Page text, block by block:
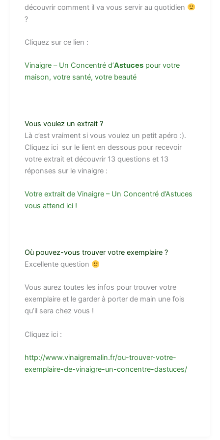
découvrir comment il va vous servir au quotidien
?
Cliquez sur ce lien :
Vinaigre – Un Concentré d’Astuces pour votre
maison, votre santé, votre beauté
Vous voulez un extrait ?
Là c’est vraiment si vous voulez un petit apéro :).
Cliquez ici sur le lient en dessous pour recevoir
votre extrait et découvrir 13 questions et 13
réponses sur le vinaigre :
Votre extrait de Vinaigre – Un Concentré d’Astuces
vous attend ici !
Où pouvez-vous trouver votre exemplaire ?
Excellente question
Vous aurez toutes les infos pour trouver votre
exemplaire et le garder à porter de main une fois
qu’il sera chez vous !
Cliquez ici :
http://www.vinaigremalin.fr/ou-trouver-votre-
exemplaire-de-vinaigre-un-concentre-dastuces/